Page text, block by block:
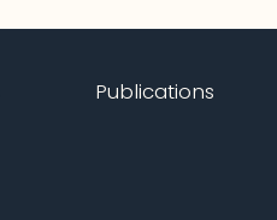
Publications